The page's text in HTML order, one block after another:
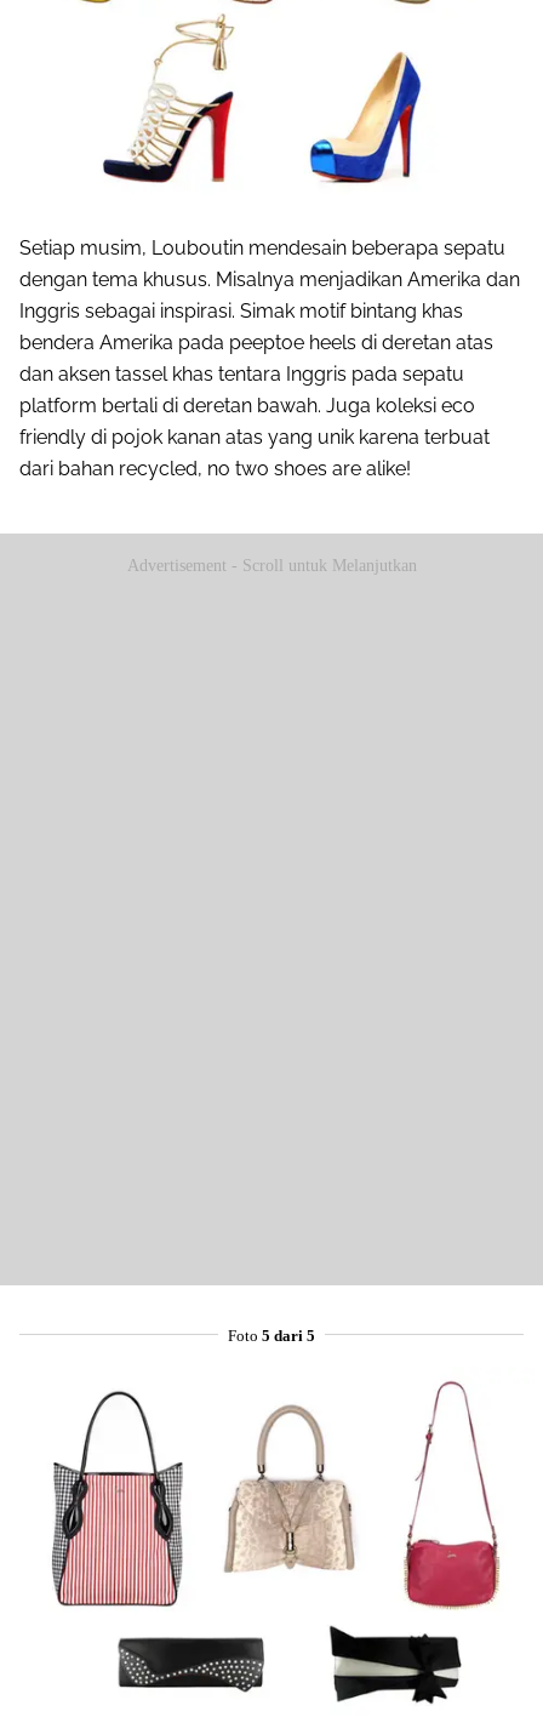
Setiap musim, Louboutin mendesain beberapa sepatu
dengan tema khusus. Misalnya menjadikan Amerika dan
Inggris sebagai inspirasi. Simak motif bintang khas
bendera Amerika pada peeptoe heels di deretan atas
dan aksen tassel khas tentara Inggris pada sepatu
platform bertali di deretan bawah. Juga koleksi eco
friendly di pojok kanan atas yang unik karena terbuat
dari bahan recycled, no two shoes are alike!
Advertisement - Scroll untuk Melanjutkan
Foto 5 dari 5
Share to others
Pinterest
Mail